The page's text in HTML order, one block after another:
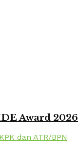
Award 2026